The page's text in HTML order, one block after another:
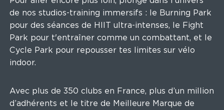
de nos studios-training immersifs : le Burning Park
pour des séances de HIIT ultra-intenses, le Fight
Park pour t'entraîner comme un combattant, et le
Cycle Park pour repousser tes limites sur vélo
indoor.
Avec plus de 350 clubs en France, plus d’un million
d’adhérents et le titre de Meilleure Marque de